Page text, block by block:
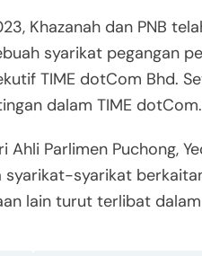
Khazanah dan PNB
syarikat pegangan
TIME dotCom Bhd.
dalam TIME dotCom.
Ahli Parlimen Puchong,
syarikat
lain turut terlibat